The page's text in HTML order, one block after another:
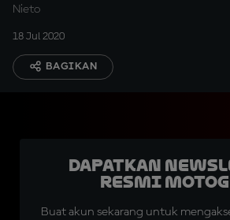
Nieto
18 Jul 2020
BAGIKAN
Dapatkan
Resmi
Buat akun sekarang untuk